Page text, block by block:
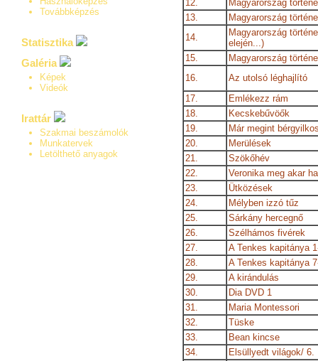
Továbbképzés
Statisztika
Galéria
Képek
Videók
Irattár
Szakmai beszámolók
Munkatervek
Letölthető anyagok
12.
Magyarország
13.
Magyarország
14.
Magyarország
elején...)
15.
Magyarország
16.
Az utolsó léghajlító
17.
Emlékezz rám
18.
Kecskebűvöők
19.
Már megint
20.
Merülések
21.
Szökőhév
22.
Veronika meg akar
23.
Ütközések
24.
Mélyben izzó tűz
25.
Sárkány hercegnő
26.
Szélhámos fivérek
27.
A Tenkes kapitánya
28.
A Tenkes kapitánya
29.
A kirándulás
30.
Dia DVD 1
31.
Maria Montessori
32.
Tüske
33.
Bean kincse
34.
Elsüllyedt világok/ 6.